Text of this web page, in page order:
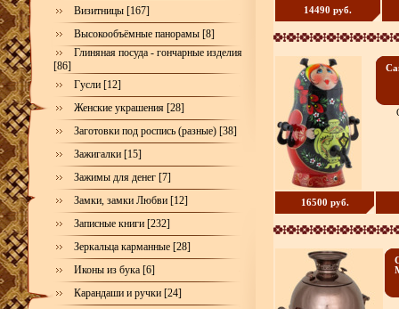
Визитницы [167]
Высокообъёмные панорамы [8]
Глиняная посуда - гончарные изделия
[86]
Гусли [12]
Женские украшения [28]
Заготовки под роспись (разные) [38]
Зажигалки [15]
Зажимы для денег [7]
Замки, замки Любви [12]
Записные книги [232]
Зеркальца карманные [28]
Иконы из бука [6]
Карандаши и ручки [24]
14490 руб.
16500 руб.